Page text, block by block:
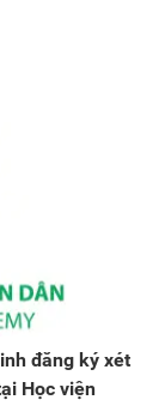
đăng ký xét
Học viện